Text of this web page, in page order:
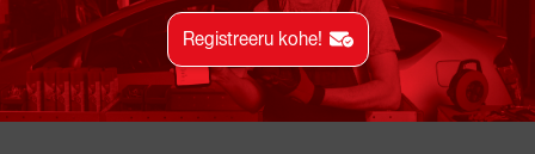
Registreeru kohe!